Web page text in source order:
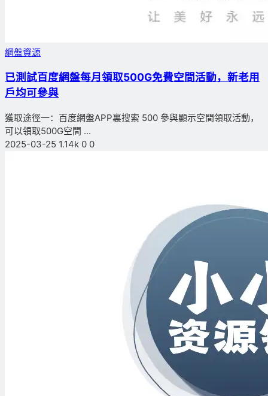
網盤資源
已測試百度網盤每月領取500G免費空間活動，新老用
戶均可參與
獲取途徑一：百度網盤APP裏搜索 500 參與顯示空間領取活動，
可以領取500G空間 ...
2025-03-25 1.14k 0 0